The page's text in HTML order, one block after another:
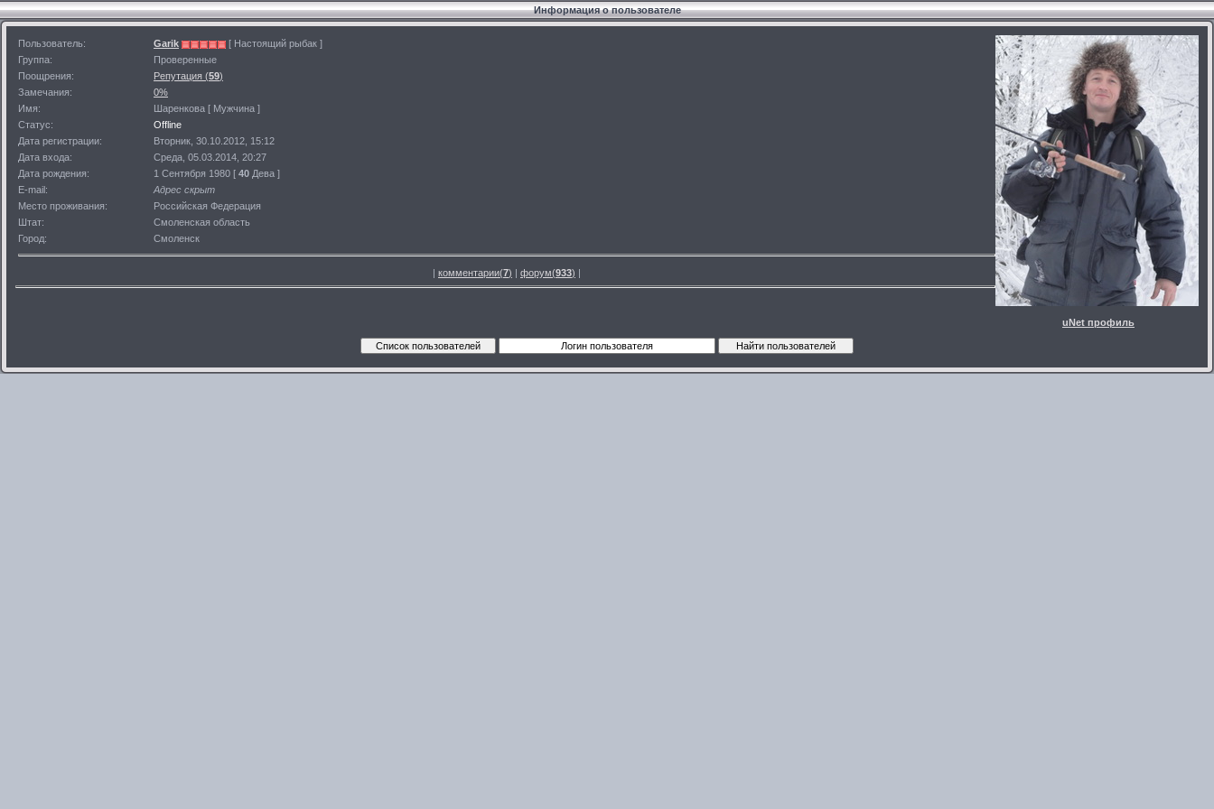
Информация о пользователе
uNet профиль
Пользователь: Garik
[ Настоящий рыбак ]
Группа:
Проверенные
Поощрения:
Репутация (59)
Замечания:
0%
Имя:
Шаренкова [ Мужчина ]
Статус:
Offline
Дата регистрации:
Вторник, 30.10.2012, 15:12
Дата входа:
Среда, 05.03.2014, 20:27
Дата рождения:
1 Сентября 1980 [ 40 Дева ]
E-mail:
Адрес скрыт
Место проживания:
Российская Федерация
Штат:
Смоленская область
Город:
Смоленск
| комментарии(7) | форум(933) |